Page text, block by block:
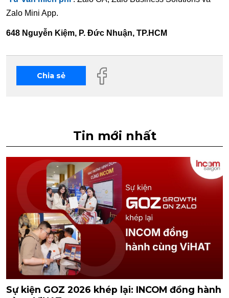
Zalo Mini App.
648 Nguyễn Kiệm, P. Đức Nhuận, TP.HCM
Chia sẻ
Tin mới nhất
Sự kiện GOZ 2026 khép lại: INCOM đồng hành